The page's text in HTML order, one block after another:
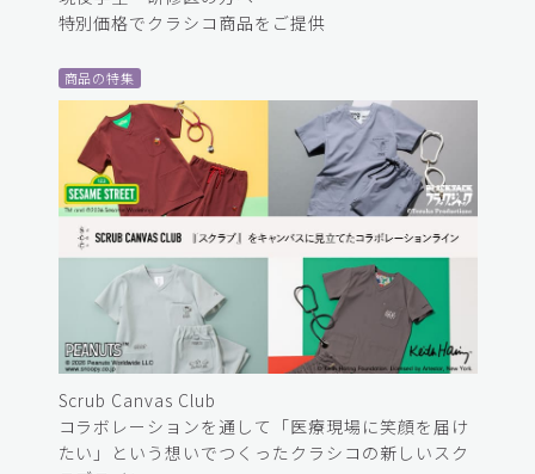
特別価格でクラシコ商品をご提供
商品の特集
Scrub Canvas Club
コラボレーションを通して「医療現場に笑顔を届け
たい」という想いでつくったクラシコの新しいスク